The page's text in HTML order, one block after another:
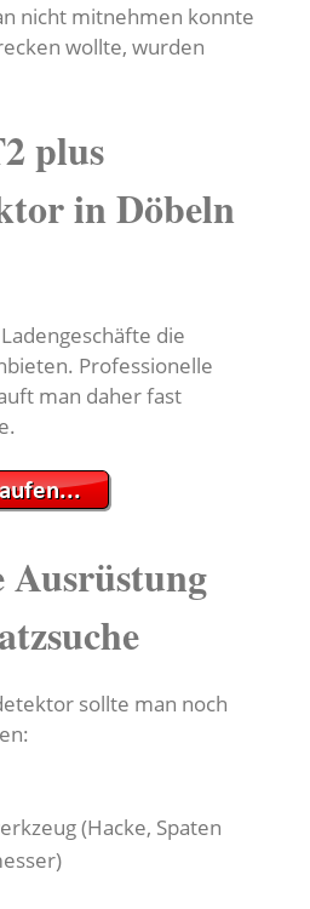
nicht mitnehmen konnte
wollte, wurden
plus
in Döbeln
die
Professionelle
man daher fast
Ausrüstung
sollte man noch
(Hacke, Spaten